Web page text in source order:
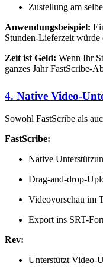
Zustellung am
Anwendungsbeispiel:
Stunden-Lieferzeit würde
Zeit ist Geld: Wenn Ihr
ganzes Jahr FastScribe-
4. Native Video-
Sowohl FastScribe als
FastScribe:
Native
Drag-and-drop-
Videovorschau im
Export ins SRT-
Rev:
Unterstützt Video-